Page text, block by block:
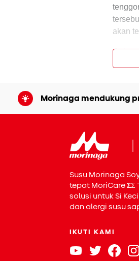
akan
Cairan
tidak
Morinaga mendukung
Susu Morinaga
tepat MoriCareΣΣ
solusi untuk Si
dan alergi susu
IKUTI KAMI